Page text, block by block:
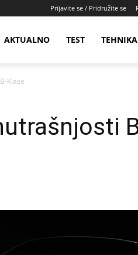
Prijavite se / Pridružite se
AKTUALNO TEST TEHNIKA
Klase